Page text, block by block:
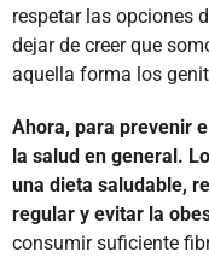
respetar las opciones
dejar de creer que
aquella forma los
Ahora, para prevenir
la salud en general.
una dieta saludable,
regular y evitar la
consumir suficiente